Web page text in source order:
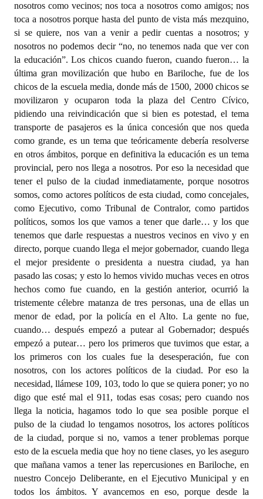
nosotros como vecinos; nos toca a nosotros como amigos; nos
toca a nosotros porque hasta del punto de vista más mezquino,
si se quiere, nos van a venir a pedir cuentas a nosotros; y
nosotros no podemos decir “no, no tenemos nada que ver con
la educación”. Los chicos cuando fueron, cuando fueron… la
última gran movilización que hubo en Bariloche, fue de los
chicos de la escuela media, donde más de 1500, 2000 chicos se
movilizaron y ocuparon toda la plaza del Centro Cívico,
pidiendo una reivindicación que si bien es potestad, el tema
transporte de pasajeros es la única concesión que nos queda
como grande, es un tema que teóricamente debería resolverse
en otros ámbitos, porque en definitiva la educación es un tema
provincial, pero nos llega a nosotros. Por eso la necesidad que
tener el pulso de la ciudad inmediatamente, porque nosotros
somos, como actores políticos de esta ciudad, como concejales,
como Ejecutivo, como Tribunal de Contralor, como partidos
políticos, somos los que vamos a tener que darle… y los que
tenemos que darle respuestas a nuestros vecinos en vivo y en
directo, porque cuando llega el mejor gobernador, cuando llega
el mejor presidente o presidenta a nuestra ciudad, ya han
pasado las cosas; y esto lo hemos vivido muchas veces en otros
hechos como fue cuando, en la gestión anterior, ocurrió la
tristemente célebre matanza de tres personas, una de ellas un
menor de edad, por la policía en el Alto. La gente no fue,
cuando… después empezó a putear al Gobernador; después
empezó a putear… pero los primeros que tuvimos que estar, a
los primeros con los cuales fue la desesperación, fue con
nosotros, con los actores políticos de la ciudad. Por eso la
necesidad, llámese 109, 103, todo lo que se quiera poner; yo no
digo que esté mal el 911, todas esas cosas; pero cuando nos
llega la noticia, hagamos todo lo que sea posible porque el
pulso de la ciudad lo tengamos nosotros, los actores políticos
de la ciudad, porque si no, vamos a tener problemas porque
esto de la escuela media que hoy no tiene clases, yo les aseguro
que mañana vamos a tener las repercusiones en Bariloche, en
nuestro Concejo Deliberante, en el Ejecutivo Municipal y en
todos los ámbitos. Y avancemos en eso, porque desde la